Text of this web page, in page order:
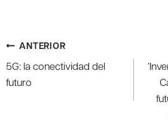
Navegación
de
entradas
ANTERIOR
5G: la conectividad del
futuro